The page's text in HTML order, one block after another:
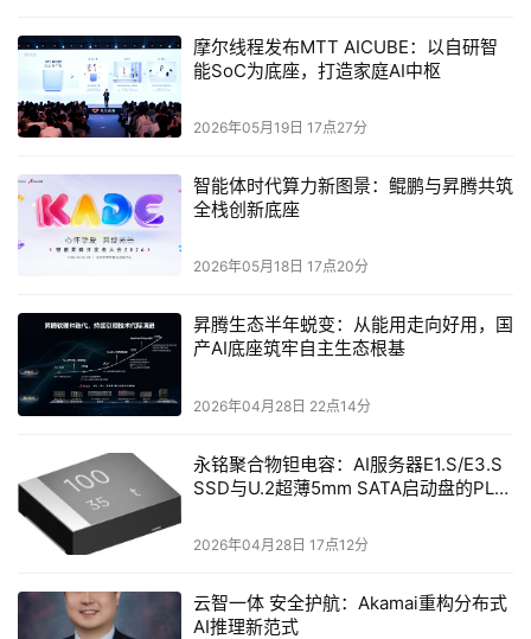
摩尔线程发布MTT AICUBE：以自研智
能SoC为底座，打造家庭AI中枢
2026年05月19日 17点27分
智能体时代算力新图景：鲲鹏与昇腾共筑
全栈创新底座
2026年05月18日 17点20分
昇腾生态半年蜕变：从能用走向好用，国
产AI底座筑牢自主生态根基
2026年04月28日 22点14分
永铭聚合物钽电容：AI服务器E1.S/E3.S
SSD与U.2超薄5mm SATA启动盘的PLP
2026年04月28日 17点12分
云智一体 安全护航：Akamai重构分布式
AI推理新范式